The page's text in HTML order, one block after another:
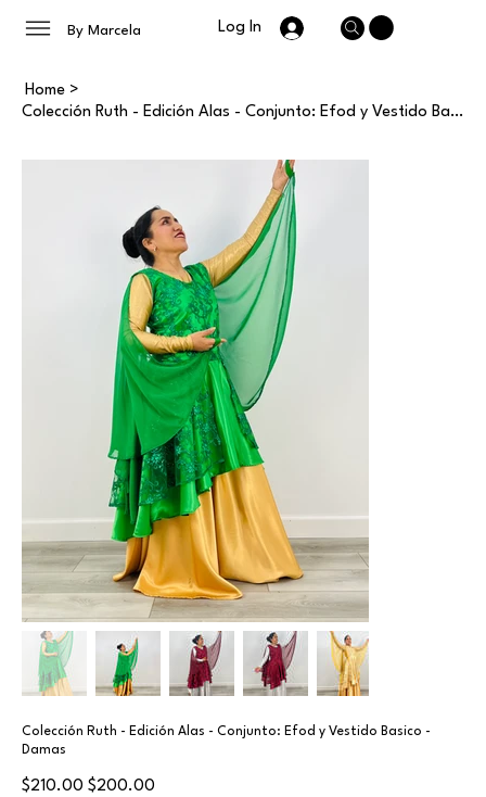
By Marcela Log In
Home >
Colección Ruth - Edición Alas - Conjunto: Efod y Vestido Basico - Damas
Colección Ruth - Edición Alas - Conjunto: Efod y Vestido Basico -
Damas
Original
price
$210.00
Sale
price
$200.00